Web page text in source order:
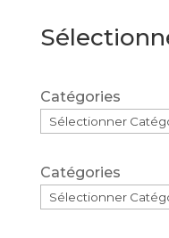
Catégories
Catégories